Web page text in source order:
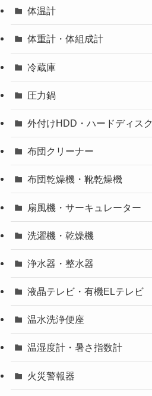
体温計
体重計・体組成計
冷蔵庫
圧力鍋
外付けHDD・ハードディスク
布団クリーナー
布団乾燥機・靴乾燥機
扇風機・サーキュレーター
洗濯機・乾燥機
浄水器・整水器
液晶テレビ・有機ELテレビ
温水洗浄便座
温湿度計・暑さ指数計
火災警報器